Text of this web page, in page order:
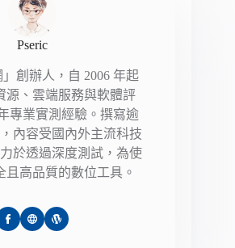
Pseric
」創辦人，自 2006 年起
源、雲端服務與軟體評
專業實測經驗。撰寫逾
內容受國內外主流科技
於透過深度測試，為使
且高品質的數位工具。